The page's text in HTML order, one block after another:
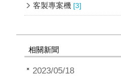
客製專案機 [3]
相關新聞
2023/05/18